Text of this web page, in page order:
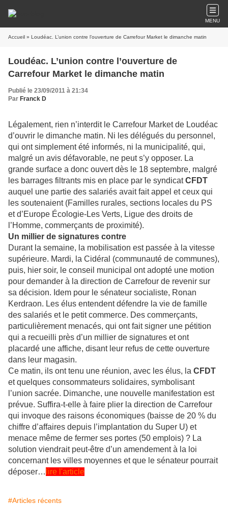
MENU
Accueil » Loudéac. L’union contre l’ouverture de Carrefour Market le dimanche matin
Loudéac. L’union contre l’ouverture de
Carrefour Market le dimanche matin
Publié le 23/09/2011 à 21:34
Par Franck D
Légalement, rien n’interdit le Carrefour Market de Loudéac
d’ouvrir le dimanche matin. Ni les délégués du personnel,
qui ont simplement été informés, ni la municipalité, qui,
malgré un avis défavorable, ne peut s’y opposer. La
grande surface a donc ouvert dès le 18 septembre, malgré
les barrages filtrants mis en place par le syndicatCFDT
auquel une partie des salariés avait fait appel et ceux qui
les soutenaient (Familles rurales, sections locales du PS
et d’Europe Écologie-Les Verts, Ligue des droits de
l’Homme, commerçants de proximité).
Un millier de signatures contre
Durant la semaine, la mobilisation est passée à la vitesse
supérieure. Mardi, la Cidéral (communauté de communes),
puis, hier soir, le conseil municipal ont adopté une motion
pour demander à la direction de Carrefour de revenir sur
sa décision. Idem pour le sénateur socialiste, Ronan
Kerdraon. Les élus entendent défendre la vie de famille
des salariés et le petit commerce. Des commerçants,
particulièrement menacés, qui ont fait signer une pétition
qui a recueilli près d’un millier de signatures et ont
placardé une affiche, disant leur refus de cette ouverture
dans leur magasin.
Ce matin, ils ont tenu une réunion, avec les élus, la CFDT
et quelques consommateurs solidaires, symbolisant
l’union sacrée. Dimanche, une nouvelle manifestation est
prévue. Suffira-t-elle à faire plier la direction de Carrefour
qui invoque des raisons économiques (baisse de 20 % du
chiffre d’affaires depuis l’implantation du Super U) et
menace même de fermer ses portes (50 emplois) ? La
solution viendrait peut-être d’un amendement à la loi
concernant les villes moyennes et que le sénateur pourrait
déposer… lire l'article
#Articles récents